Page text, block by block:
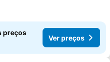
preços
Ver preços